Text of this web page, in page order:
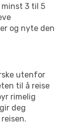
3 til 5
og nyte den
utenfor
til å reise
rimelig
deg